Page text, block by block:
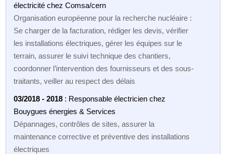
électricité chez Comsa/cern
Organisation européenne pour la recherche nucléaire :
Se charger de la facturation, rédiger les devis, vérifier
les installations électriques, gérer les équipes sur le
terrain, assurer le suivi technique des chantiers,
coordonner l’intervention des fournisseurs et des sous-
traitants, veiller au respect des délais
03/2018 - 2018 : Responsable électricien chez
Bouygues énergies & Services
Dépannages, contrôles de sites, assurer la
maintenance corrective et préventive des installations
électriques